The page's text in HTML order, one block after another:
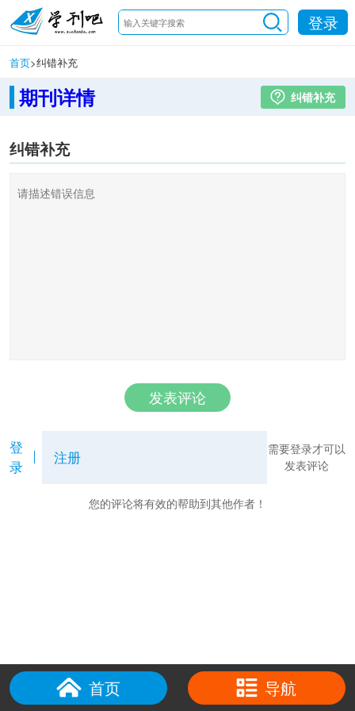
登录
首页>纠错补充
期刊详情 纠错补充
纠错补充
发表评论
登
录
注册
需要登录才可以
发表评论
您的评论将有效的帮助到其他作者！
首页 导航